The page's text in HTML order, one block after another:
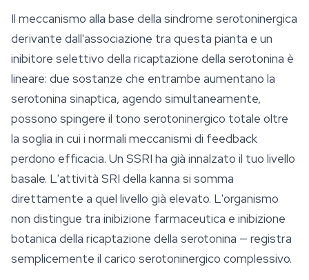
Il meccanismo alla base della sindrome serotoninergica
derivante dall'associazione tra questa pianta e un
inibitore selettivo della ricaptazione della serotonina è
lineare: due sostanze che entrambe aumentano la
serotonina sinaptica, agendo simultaneamente,
possono spingere il tono serotoninergico totale oltre
la soglia in cui i normali meccanismi di feedback
perdono efficacia. Un SSRI ha già innalzato il tuo livello
basale. L'attività SRI della kanna si somma
direttamente a quel livello già elevato. L'organismo
non distingue tra inibizione farmaceutica e inibizione
botanica della ricaptazione della serotonina — registra
semplicemente il carico serotoninergico complessivo.